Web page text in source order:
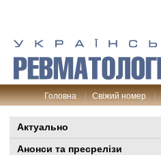
Головна Свіжий номер
Актуально
Анонси та пресрелізи